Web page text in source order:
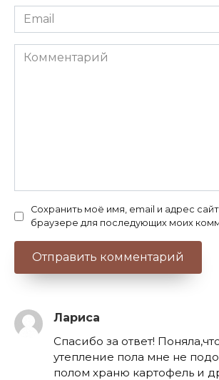
Email
*
Комментарий
Сохранить моё имя, email и адрес
браузере для последующих моих
Лариса
Спасибо за ответ!
утепление пола мне не
полом храню картофель и